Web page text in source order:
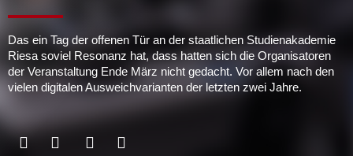
Das ein Tag der offenen Tür an der staatlichen Studienakademie
Riesa soviel Resonanz hat, dass hatten sich die Organisatoren
der Veranstaltung Ende März nicht gedacht. Vor allem nach den
vielen digitalen Ausweichvarianten der letzten zwei Jahre.